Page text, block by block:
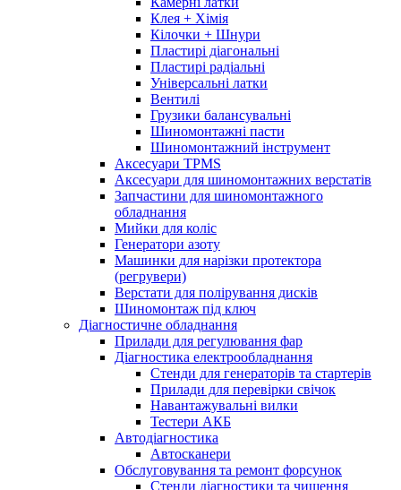
Клея + Хімія
Кілочки + Шнури
Пластирі діагональні
Пластирі радіальні
Універсальні латки
Вентилі
Грузики балансувальні
Шиномонтажні пасти
Шиномонтажний інструмент
Аксесуари TPMS
Аксесуари для шиномонтажних верстатів
Запчастини для шиномонтажного
обладнання
Мийки для коліс
Генератори азоту
Машинки для нарізки протектора
(регрувери)
Верстати для полірування дисків
Шиномонтаж під ключ
Діагностичне обладнання
Прилади для регулювання фар
Діагностика електрообладнання
Стенди для генераторів та стартерів
Прилади для перевірки свічок
Навантажувальні вилки
Тестери АКБ
Автодіагностика
Автосканери
Обслуговування та ремонт форсунок
Стенди діагностики та чищення